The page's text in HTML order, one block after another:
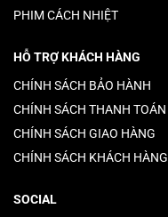
PHIM CÁCH NHIỆT
HỖ TRỢ KHÁCH HÀNG
CHÍNH SÁCH BẢO HÀNH
CHÍNH SÁCH THANH TOÁN
CHÍNH SÁCH GIAO HÀNG
CHÍNH SÁCH KHÁCH HÀNG
SOCIAL